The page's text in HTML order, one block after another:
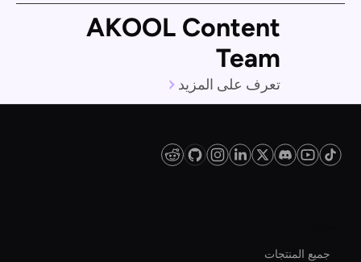
AKOOL Content
Team
تعرف على المزيد
جميع المنتجات